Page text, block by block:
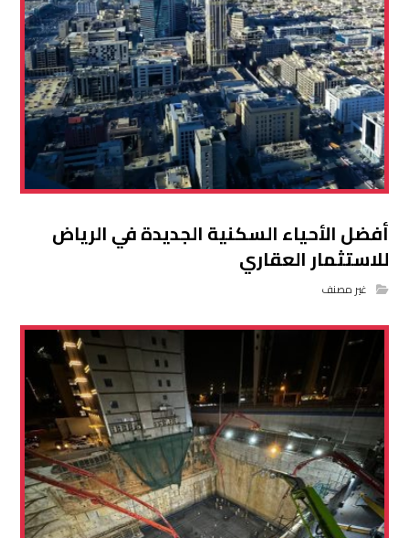
أفضل الأحياء السكنية الجديدة في الرياض
للاستثمار العقاري
غير مصنف